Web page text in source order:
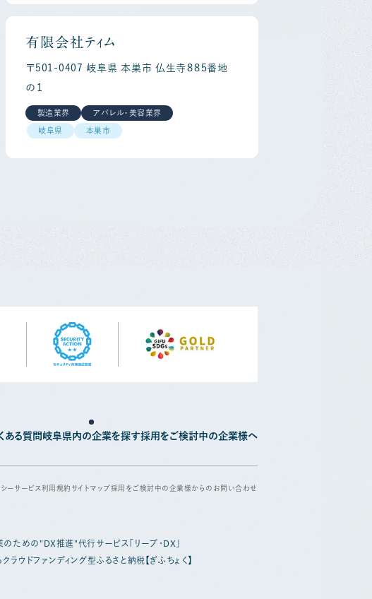
有限会社ティム
〒501-0407 岐阜県 本巣市 仏生寺８８５番地
の１
製造業界 アパレル・美容業界
岐阜県 本巣市
ある質問 岐阜県内の企業を探す採用をご検討中の企業様へ
ーサービス利用規約 サイトマップ採用をご検討中の企業様からのお問い合わせ
のための"DX推進"代行サービス「リープ・DX」
ラウドファンディング型ふるさと納税【ぎふちょく】